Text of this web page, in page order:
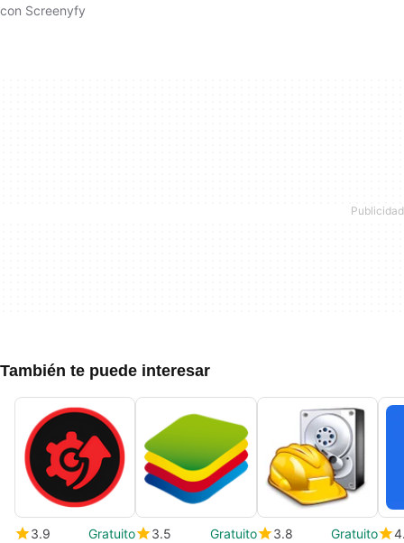
con Screenyfy
También te puede interesar
3.9
Gratuito
3.5
Gratuito
3.8
Gratuito